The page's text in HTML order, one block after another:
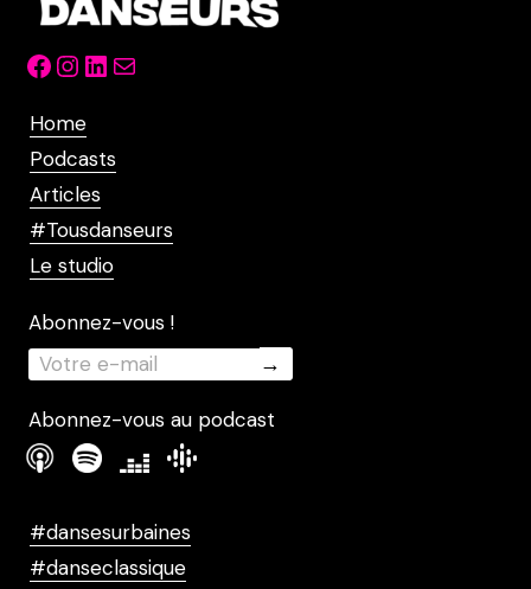
Facebook
Instagram
LinkedIn
Mail
Home
Podcasts
Articles
#Tousdanseurs
Le studio
Abonnez-vous !
Abonnez-vous au podcast
#dansesurbaines
#danseclassique